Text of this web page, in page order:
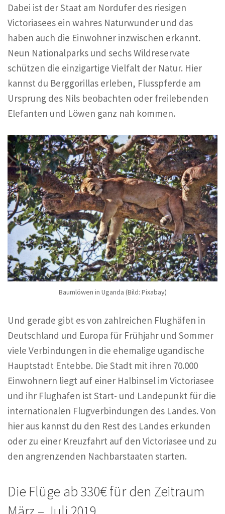
Dabei ist der Staat am Nordufer des riesigen
Victoriasees ein wahres Naturwunder und das
haben auch die Einwohner inzwischen erkannt.
Neun Nationalparks und sechs Wildreservate
schützen die einzigartige Vielfalt der Natur. Hier
kannst du Berggorillas erleben, Flusspferde am
Ursprung des Nils beobachten oder freilebenden
Elefanten und Löwen ganz nah kommen.
Baumlöwen in Uganda (Bild: Pixabay)
Und gerade gibt es von zahlreichen Flughäfen in
Deutschland und Europa für Frühjahr und Sommer
viele Verbindungen in die ehemalige ugandische
Hauptstadt Entebbe. Die Stadt mit ihren 70.000
Einwohnern liegt auf einer Halbinsel im Victoriasee
und ihr Flughafen ist Start- und Landepunkt für die
internationalen Flugverbindungen des Landes. Von
hier aus kannst du den Rest des Landes erkunden
oder zu einer Kreuzfahrt auf den Victoriasee und zu
den angrenzenden Nachbarstaaten starten.
Die Flüge ab 330€ für den Zeitraum